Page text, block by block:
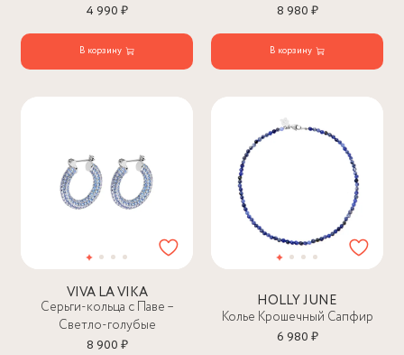
4 990 ₽
В корзину
8 980 ₽
В корзину
VIVA LA VIKA
Серьги-кольца с Паве –
Светло-голубые
8 900 ₽
HOLLY JUNE
Колье Крошечный Сапфир
6 980 ₽